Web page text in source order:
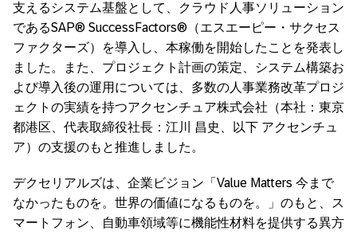
支えるシステム基盤として、クラウド人事ソリューション
であるSAP® SuccessFactors®（エスエーピー・サクセス
ファクターズ）を導入し、本稼働を開始したことを発表し
ました。また、プロジェクト計画の策定、システム構築お
よび導入後の運用については、多数の人事業務改革プロジ
ェクトの実績を持つアクセンチュア株式会社（本社：東京
都港区、代表取締役社長：江川 昌史、以下 アクセンチュ
ア）の支援のもと推進しました。
デクセリアルズは、企業ビジョン「Value Matters 今まで
なかったものを。世界の価値になるものを。」のもと、ス
マートフォン、自動車領域等に機能性材料を提供する異方